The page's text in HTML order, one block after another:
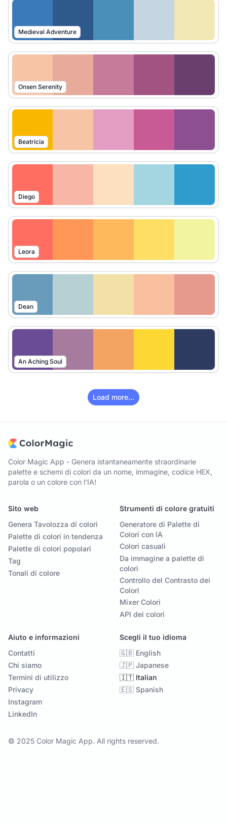
Medieval Adventure
Onsen Serenity
Beatricia
Diego
Leora
Dean
An Aching Soul
Load more...
Color Magic App - Genera istantaneamente straordinarie
palette e schemi di colori da un nome, immagine, codice HEX,
parola o un colore con l'IA!
Sito web
Genera Tavolozza di colori
Palette di colori in tendenza
Palette di colori popolari
Tag
Tonali di colore
Strumenti di colore gratuiti
Generatore di Palette di
Colori con IA
Colori casuali
Da immagine a palette di
colori
Controllo del Contrasto dei
Colori
Mixer Colori
API dei colori
Aiuto e informazioni
Contatti
Chi siamo
Termini di utilizzo
Privacy
Instagram
LinkedIn
Scegli il tuo idioma
🇬🇧 English
🇯🇵 Japanese
🇮🇹 Italian
🇪🇸 Spanish
© 2025 Color Magic App. All rights reserved.